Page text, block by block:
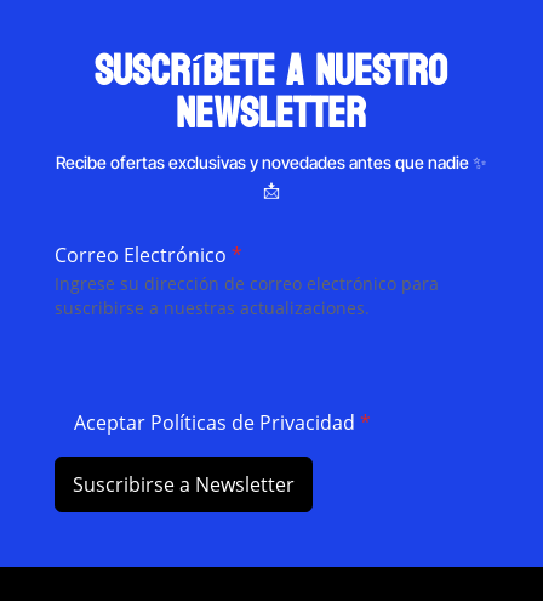
suscríbete a nuestro
newsletter
Recibe ofertas exclusivas y novedades antes que nadie ✨
📩
Correo Electrónico *
Ingrese su dirección de correo electrónico para
suscribirse a nuestras actualizaciones.
Aceptar Políticas de Privacidad *
Suscribirse a Newsletter